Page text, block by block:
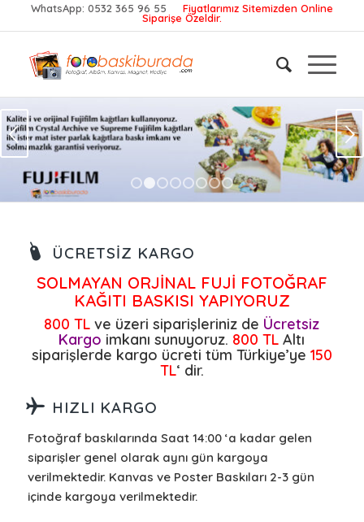
WhatsApp: 0532 365 96 55 Fiyatlarımız Sitemizden Online
Siparişe Özeldir.
Sonraki
1 2 3 4 5
ÜCRETSIZ KARGO
SOLMAYAN ORJİNAL FUJİ FOTOĞRAF
KAĞITI BASKISI YAPIYORUZ
800 TL ve üzeri siparişleriniz de Ücretsiz
Kargo imkanı sunuyoruz. 800 TL Altı
siparişlerde kargo ücreti tüm Türkiye’ye 150
TL‘ dir.
HIZLI KARGO
Fotoğraf baskılarında Saat 14:00 ‘a kadar gelen
siparişler genel olarak aynı gün kargoya
verilmektedir. Kanvas ve Poster Baskıları 2-3 gün
içinde kargoya verilmektedir.